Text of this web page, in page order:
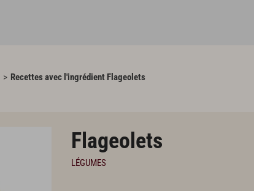
Recettes avec l'ingrédient Flageolets
Flageolets
LÉGUMES